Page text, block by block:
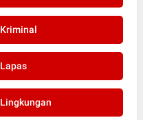
Kriminal
Lapas
Lingkungan